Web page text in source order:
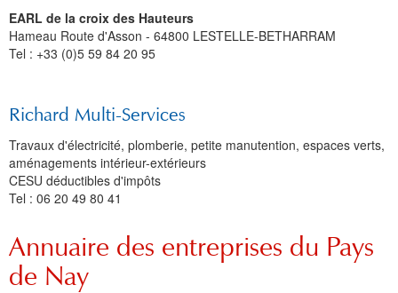
EARL de la croix des Hauteurs
Hameau Route d'Asson - 64800 LESTELLE-BETHARRAM
Tel : +33 (0)5 59 84 20 95
Richard Multi-Services
Travaux d'électricité, plomberie, petite manutention, espaces verts,
aménagements intérieur-extérieurs
CESU déductibles d'impôts
Tel : 06 20 49 80 41
Annuaire des entreprises du Pays
de Nay